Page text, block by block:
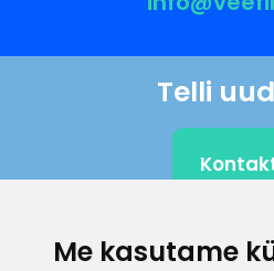
Me kasutame
Telli